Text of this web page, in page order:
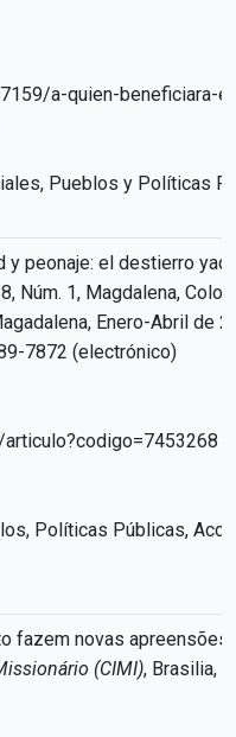
a-quien-beneficiara-
Pueblos y Políticas
peonaje: el destierro
Núm. 1, Magdalena,
Enero-Abril de
7872 (electrónico)
Políticas Públicas,
fazem novas apreensões
(CIMI), Brasilia,